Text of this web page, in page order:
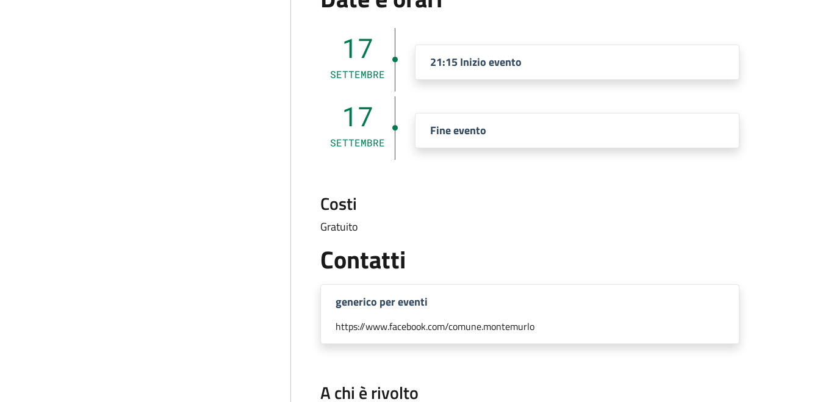
17
SETTEMBRE
21:15 Inizio evento
17
SETTEMBRE
Fine evento
Costi
Gratuito
Contatti
generico per eventi
https://www.facebook.com/comune.montemurlo
A chi è rivolto